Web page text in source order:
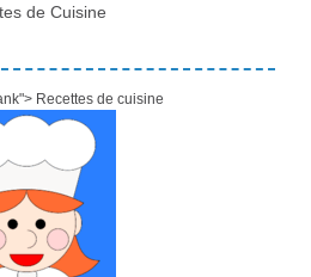
de Cuisine
Recettes de cuisine